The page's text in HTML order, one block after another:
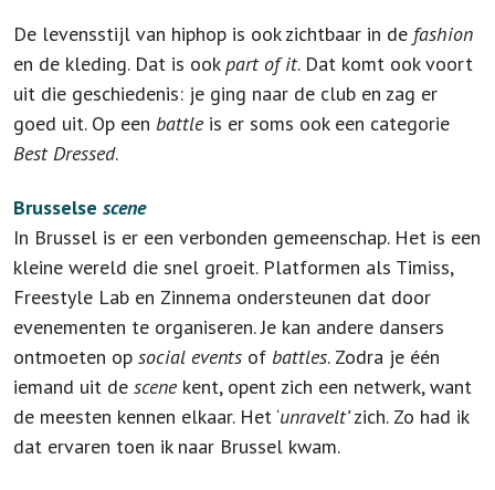
De levensstijl van hiphop is ook zichtbaar in de fashion
en de kleding. Dat is ookpart of it. Dat komt ook voort
uit die geschiedenis: je ging naar de club en zag er
goed uit. Op een battleis er soms ook een categorie
Best Dressed.
Brusselse scene
In Brussel is er een verbonden gemeenschap. Het is een
kleine wereld die snel groeit. Platformen als Timiss,
Freestyle Lab en Zinnema ondersteunen dat door
evenementen te organiseren. Je kan andere dansers
ontmoeten op social events of battles. Zodra je één
iemand uit de scenekent, opent zich een netwerk, want
de meesten kennen elkaar. Het ‘unravelt’zich. Zo had ik
dat ervaren toen ik naar Brussel kwam.